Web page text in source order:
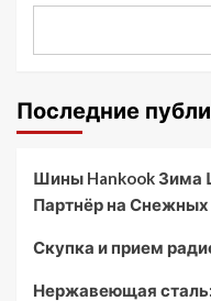
Последние
Шины Hankook
Партнёр на Снежных
Скупка и прием
Нержавеющая